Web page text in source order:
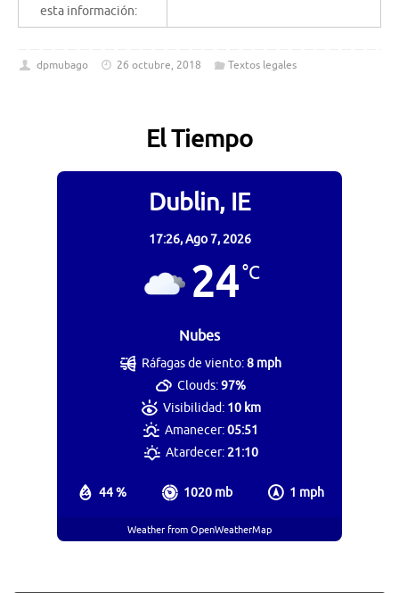
esta información:
dpmubago 26 octubre, 2018 Textos legales
El Tiempo
Dublin, IE
17:26,Ago 7, 2026
24°C
Nubes
44 % 1020 mb 1 mph
Ráfagas de viento:8 mph
Clouds:97%
Visibilidad: 10 km
Amanecer:05:51
Atardecer:21:10
Weather from OpenWeatherMap